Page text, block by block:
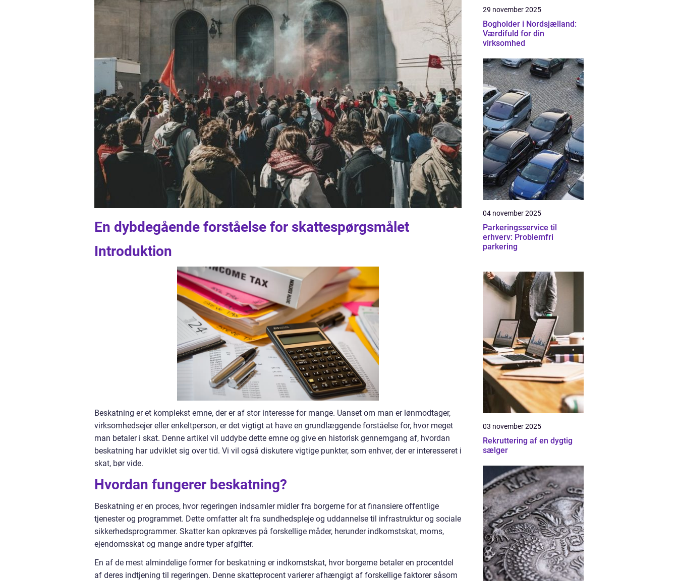
En dybdegående forståelse for skattespørgsmålet
Introduktion
Beskatning er et komplekst emne, der er af stor interesse for mange. Uanset om man er lønmodtager,
virksomhedsejer eller enkeltperson, er det vigtigt at have en grundlæggende forståelse for, hvor meget
man betaler i skat. Denne artikel vil uddybe dette emne og give en historisk gennemgang af, hvordan
beskatning har udviklet sig over tid. Vi vil også diskutere vigtige punkter, som enhver, der er interesseret i
skat, bør vide.
Hvordan fungerer beskatning?
Beskatning er en proces, hvor regeringen indsamler midler fra borgerne for at finansiere offentlige
tjenester og programmet. Dette omfatter alt fra sundhedspleje og uddannelse til infrastruktur og sociale
sikkerhedsprogrammer. Skatter kan opkræves på forskellige måder, herunder indkomstskat, moms,
ejendomsskat og mange andre typer afgifter.
En af de mest almindelige former for beskatning er indkomstskat, hvor borgerne betaler en procentdel
af deres indtjening til regeringen. Denne skatteprocent varierer afhængigt af forskellige faktorer såsom
29 november 2025
Bogholder i Nordsjælland:
Værdifuld for din
virksomhed
04 november 2025
Parkeringsservice til
erhverv: Problemfri
parkering
03 november 2025
Rekruttering af en dygtig
sælger